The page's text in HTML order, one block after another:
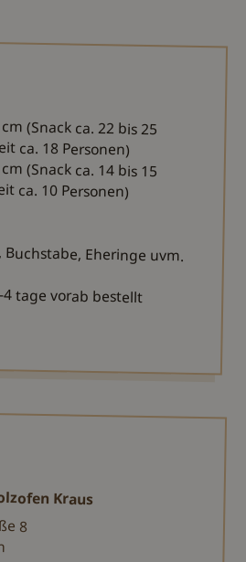
Kraus
8
(Snack ca. 22 bis 25
ca. 18 Personen)
(Snack ca. 14 bis 15
ca. 10 Personen)
Buchstabe, Eheringe uvm.
4 tage vorab bestellt